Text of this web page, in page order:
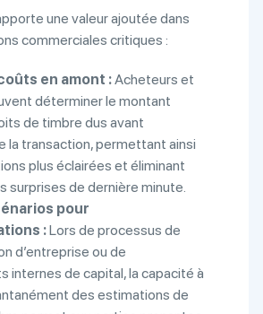
une valeur ajoutée dans
commerciales critiques :
en amont :Acheteurs et
déterminer le montant
de timbre dus avant
la transaction, permettant ainsi
plus éclairées et éliminant
surprises de dernière minute.
pour
:Lors de processus de
d’entreprise ou de
internes de capital, la capacité à
des estimations de